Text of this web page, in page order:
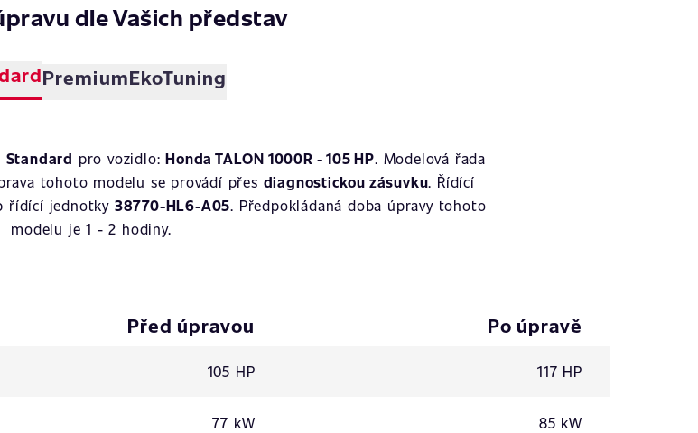
dle Vašich představ
PremiumEkoTuning
Standard pro vozidlo:Honda TALON 1000R - 105 HP. Modelová řada
tohoto modelu se provádí přes diagnostickou zásuvku. Řídící
řídící jednotky 38770-HL6-A05. Předpokládaná doba úpravy tohoto
modelu je 1 - 2 hodiny.
Před úpravou Po úpravě
105 HP 117 HP
77 kW 85 kW